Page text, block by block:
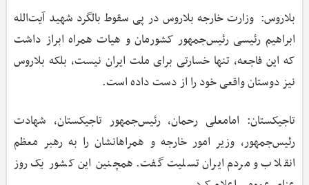
بلاروس: وزارت خارجه بلاروس در پی سقوط بالگرد شهید آیت‌الله
ابراهیم رئیسی رئیس‌جمهور کشورمان و هیات همراه ابراز داشت
که این فاجعه، تنها خسارتی برای ملت ایران نیست، بلکه بلاروس
نیز دوستان واقعی خود را از دست داده است.
تاجیکستان: امامعلی رحمان، رئیس‌جمهور تاجیکستان، شهادت
رئیس‌جمهور، وزیر امور خارجه و همراهانشان را به رهبر معظم
انقلاب و مردم ایران تسلیت گفت. همچنین این کشور یک روز